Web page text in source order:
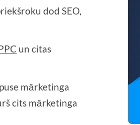
dod SEO,
un citas
mārketinga
cits mārketinga